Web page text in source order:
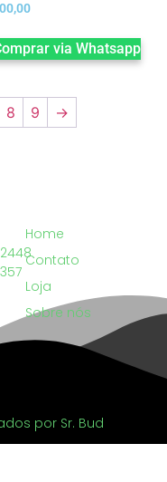
via Whatsapp
8 9 →
Home
Contato
Loja
Sobre nós
por Sr. Bud